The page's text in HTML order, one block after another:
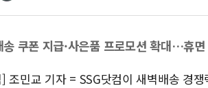
송 쿠폰 지급·사은품 프로모션 확대…휴
조민교 기자 = SSG닷컴이 새벽배송 경